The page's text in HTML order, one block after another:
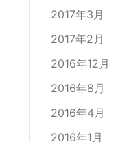
2017年3月
2017年2月
2016年12月
2016年8月
2016年4月
2016年1月